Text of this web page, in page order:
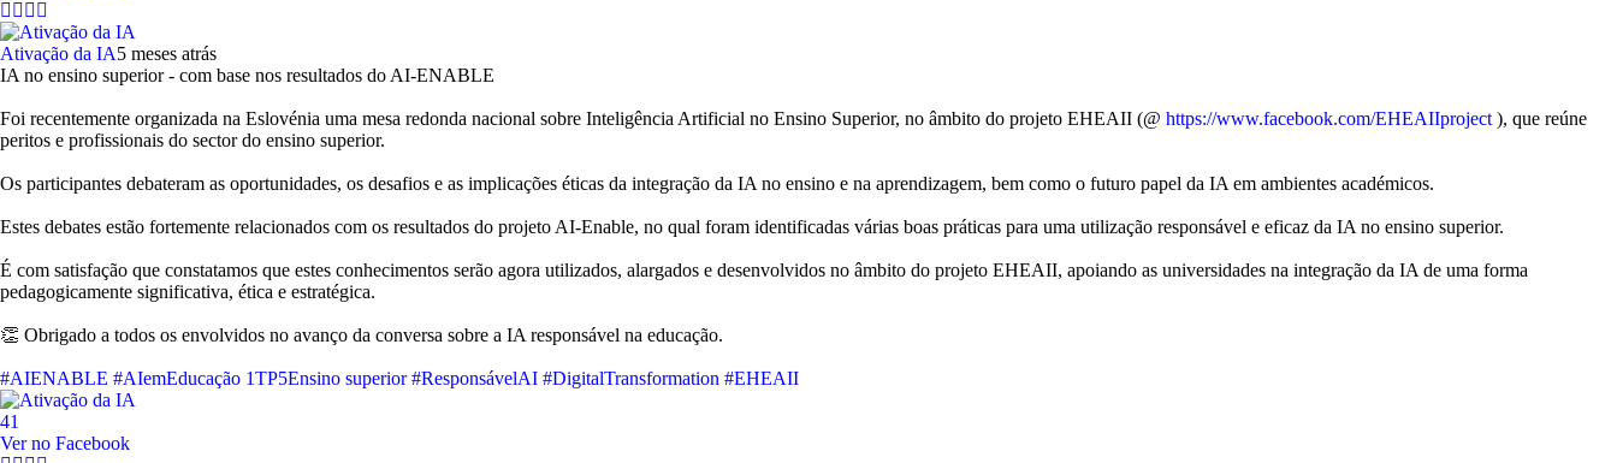
Ativação da IA5 meses atrás
IA no ensino superior - com base nos resultados do AI-ENABLE
Foi recentemente organizada na Eslovénia uma mesa redonda nacional sobre Inteligência Artificial no Ensino Superior, no âmbito do projeto EHEAII (@ https://www.facebook.com/EHEAIIproject ), que reúne
peritos e profissionais do sector do ensino superior.
Os participantes debateram as oportunidades, os desafios e as implicações éticas da integração da IA no ensino e na aprendizagem, bem como o futuro papel da IA em ambientes académicos.
Estes debates estão fortemente relacionados com os resultados do projeto AI-Enable, no qual foram identificadas várias boas práticas para uma utilização responsável e eficaz da IA no ensino superior.
É com satisfação que constatamos que estes conhecimentos serão agora utilizados, alargados e desenvolvidos no âmbito do projeto EHEAII, apoiando as universidades na integração da IA de uma forma
pedagogicamente significativa, ética e estratégica.
👏 Obrigado a todos os envolvidos no avanço da conversa sobre a IA responsável na educação.
#AIENABLE #AIemEducação 1TP5Ensino superior #ResponsávelAI #DigitalTransformation #EHEAII
41
Ver no Facebook